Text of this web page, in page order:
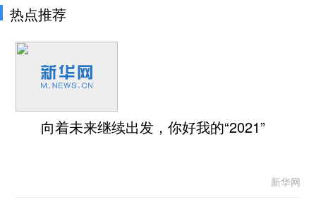
热点推荐
向着未来继续出发，你好我的“2021”
新华网